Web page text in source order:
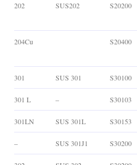
202 SUS202 S20200
204Cu S20400
301 SUS 301 S30100
301 L – S30103
301LN SUS 301L S30153
– SUS 301J1 S30200